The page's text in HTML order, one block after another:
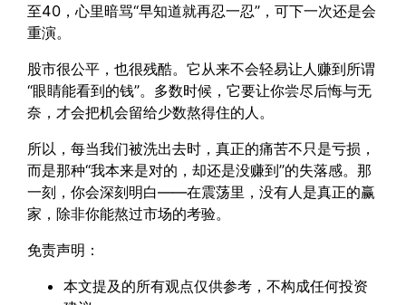
至40，心里暗骂“早知道就再忍一忍”，可下一次还是会
重演。
股市很公平，也很残酷。它从来不会轻易让人赚到所谓
“眼睛能看到的钱”。多数时候，它要让你尝尽后悔与无
奈，才会把机会留给少数熬得住的人。
所以，每当我们被洗出去时，真正的痛苦不只是亏损，
而是那种“我本来是对的，却还是没赚到”的失落感。那
一刻，你会深刻明白——在震荡里，没有人是真正的赢
家，除非你能熬过市场的考验。
免责声明：
本文提及的所有观点仅供参考，不构成任何投资